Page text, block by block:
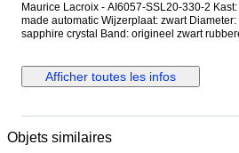
Maurice Lacroix - AI6057-SSL20-330-2 Kast: Edelstaal Uurwerk: Swiss
made automatic Wijzerplaat: zwart
sapphire crystal Band: origineel zwart rubberen band Wristsize: ca. 21 cm
wordt aangetekend en verzekerd verzonden
Afficher toutes les infos
Objets similaires